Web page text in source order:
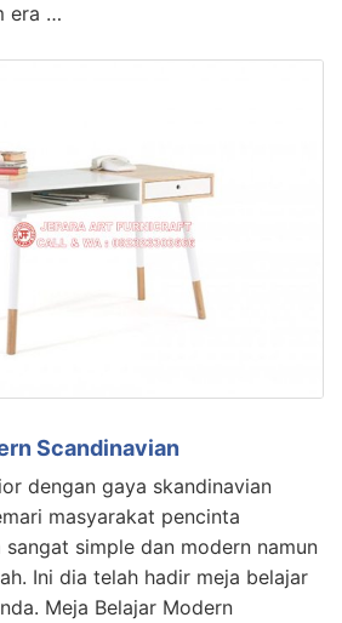
era …
Scandinavian
dengan gaya skandinavian
masyarakat pencinta
simple dan modern namun
Ini dia telah hadir meja belajar
Meja Belajar Modern